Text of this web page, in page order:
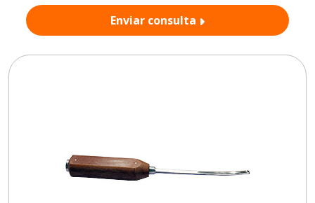
Enviar consulta